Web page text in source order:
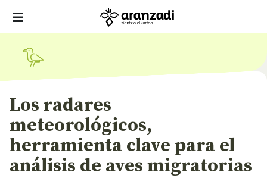
Los radares
meteorológicos,
herramienta clave para el
análisis de aves migratorias